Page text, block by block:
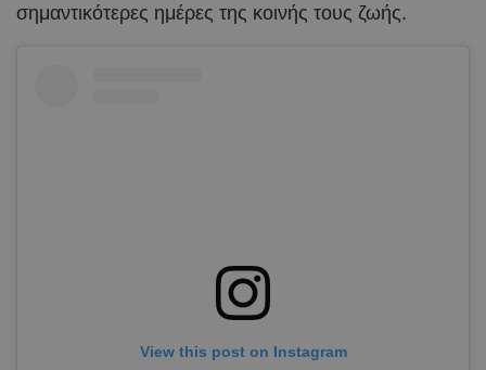
σημαντικότερες ημέρες της κοινής τους ζωής.
View this post on Instagram